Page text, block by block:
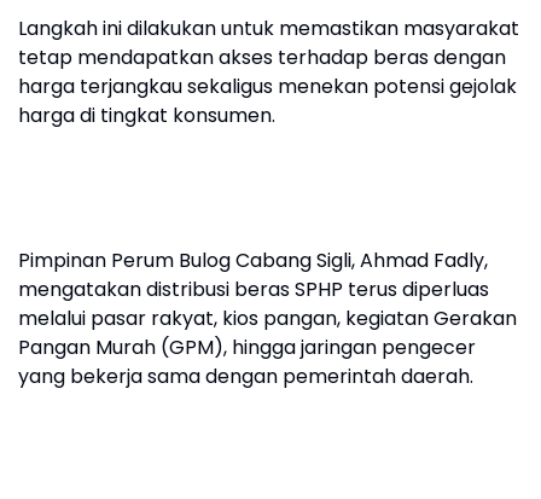
Langkah ini dilakukan untuk memastikan masyarakat
tetap mendapatkan akses terhadap beras dengan
harga terjangkau sekaligus menekan potensi gejolak
harga di tingkat konsumen.
Pimpinan Perum Bulog Cabang Sigli, Ahmad Fadly,
mengatakan distribusi beras SPHP terus diperluas
melalui pasar rakyat, kios pangan, kegiatan Gerakan
Pangan Murah (GPM), hingga jaringan pengecer
yang bekerja sama dengan pemerintah daerah.